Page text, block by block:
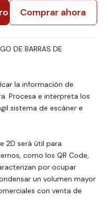
Comprar ahora
DE BARRAS DE
la información de
Procesa e interpreta los
sistema de escáner e
2D será útil para
como los QR Code,
por ocupar
un volumen mayor
con venta de